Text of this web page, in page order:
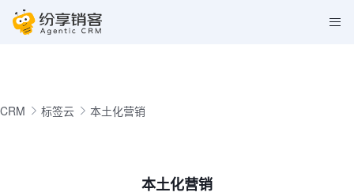
CRM 标签云 本土化营销
本土化营销